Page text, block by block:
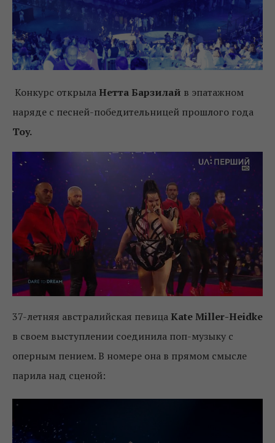
Конкурс открыла Нетта Барзилай в эпатажном
наряде с песней-победительницей прошлого года
Toy.
37-летняя австралийская певица Kate Miller-Heidke
в своем выступлении соединила поп-музыку с
оперным пением. В номере она в прямом смысле
парила над сценой: